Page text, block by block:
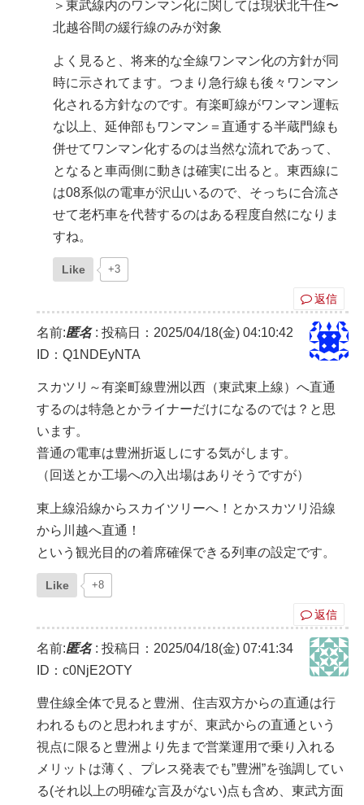
＞東武線内のワンマン化に関しては現状北千住〜
北越谷間の緩行線のみが対象
よく見ると、将来的な全線ワンマン化の方針が同
時に示されてます。つまり急行線も後々ワンマン
化される方針なのです。有楽町線がワンマン運転
な以上、延伸部もワンマン＝直通する半蔵門線も
併せてワンマン化するのは当然な流れであって、
となると車両側に動きは確実に出ると。東西線に
は08系似の電車が沢山いるので、そっちに合流さ
せて老朽車を代替するのはある程度自然になりま
すね。
Like +3
返信
名前:匿名: 投稿日：2025/04/18(金) 04:10:42
ID：Q1NDEyNTA
スカツリ～有楽町線豊洲以西（東武東上線）へ直通
するのは特急とかライナーだけになるのでは？と思
います。
普通の電車は豊洲折返しにする気がします。
（回送とか工場への入出場はありそうですが）
東上線沿線からスカイツリーへ！とかスカツリ沿線
から川越へ直通！
という観光目的の着席確保できる列車の設定です。
Like +8
返信
名前:匿名: 投稿日：2025/04/18(金) 07:41:34
ID：c0NjE2OTY
豊住線全体で見ると豊洲、住吉双方からの直通は行
われるものと思われますが、東武からの直通という
視点に限ると豊洲より先まで営業運用で乗り入れる
メリットは薄く、プレス発表でも”豊洲”を強調してい
る(それ以上の明確な言及がない)点も含め、東武方面